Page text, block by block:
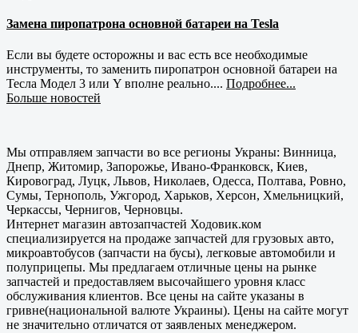
Замена пиропатрона основной батареи на Tesla
Если вы будете осторожны и вас есть все необходимые
инструменты, то заменить пиропатрон основной батареи на
Тесла Модел 3 или Y вполне реально.... Подробнее...
Больше новостей
Мы отправляем запчасти во все регионы Украны: Винница,
Днепр, Житомир, Запорожье, Ивано-Франковск, Киев,
Кировоград, Луцк, Львов, Николаев, Одесса, Полтава, Ровно,
Сумы, Тернополь, Ужгород, Харьков, Херсон, Хмельницкий,
Черкассы, Чернигов, Черновцы.
Интернет магазин автозапчастей Ходовик.ком
специализируется на продаже запчастей для грузовых авто,
микроавтобусов (запчасти на бусы), легковые автомобили и
полуприцепы. Мы предлагаем отличные цены на рынке
запчастей и предоставляем высочайшего уровня класс
обслуживания клиентов. Все цены на сайте указаны в
гривне(национальной валюте Украины). Цены на сайте могут
не значительно отличатся от заявленых менеджером.